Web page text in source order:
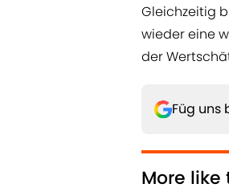
Gleichzeitig
wieder eine
der
Füg uns
More like